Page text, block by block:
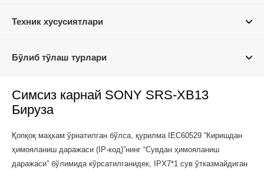
Техник хусусиятлари
Бўлиб тўлаш турлари
Симсиз карнай SONY SRS-XB13
Бируза
Қопқоқ маҳкам ўрнатилган бўлса, қурилма IEC60529 “Киришдан
ҳимояланиш даражаси (IP-код)”нинг “Сувдан ҳимояланиш
даражаси” бўлимида кўрсатилганидек, IPX7*1 сув ўтказмайдиган